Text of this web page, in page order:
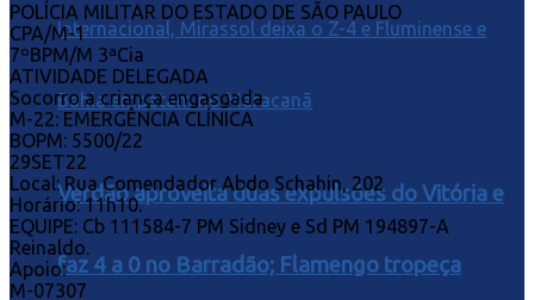
Verdão aproveita duas expulsões do Vitória e
faz 4 a 0 no Barradão; Flamengo tropeça
POLÍCIA MILITAR DO ESTADO DE SÃO PAULO
CPA/M-1
7ºBPM/M 3ªCia
ATIVIDADE DELEGADA
Socorro a criança engasgada
M-22: EMERGÊNCIA CLÍNICA
BOPM: 5500/22
29SET22
Local: Rua Comendador Abdo Schahin, 202
Horário: 11h10.
EQUIPE: Cb 111584-7 PM Sidney e Sd PM 194897-A
Reinaldo.
Apoio:
M-07307